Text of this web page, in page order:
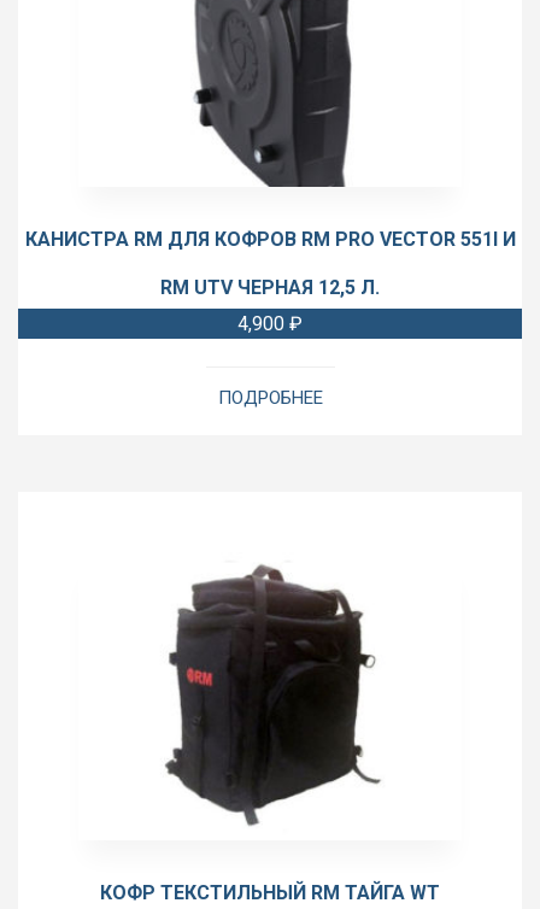
КАНИСТРА RM ДЛЯ КОФРОВ RM PRO VECTOR 551I И
RM UTV ЧЕРНАЯ 12,5 Л.
4,900 ₽
ПОДРОБНЕЕ
КОФР ТЕКСТИЛЬНЫЙ RM ТАЙГА WT